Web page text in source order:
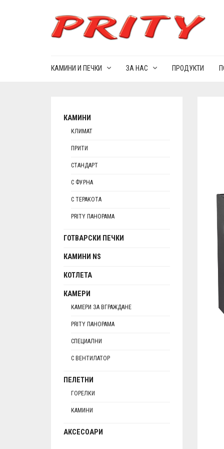
КАМИНИ И ПЕЧКИ ЗА НАС ПРОДУКТИ
КАМИНИ
КЛИМАТ
ПРИТИ
СТАНДАРТ
С ФУРНА
С ТЕРАКОТА
PRITY ПАНОРАМА
ГОТВАРСКИ ПЕЧКИ
КАМИНИ NS
КОТЛЕТА
КАМЕРИ
КАМЕРИ ЗА ВГРАЖДАНЕ
PRITY ПАНОРАМА
СПЕЦИАЛНИ
С ВЕНТИЛАТОР
ПЕЛЕТНИ
ГОРЕЛКИ
КАМИНИ
АКСЕСОАРИ